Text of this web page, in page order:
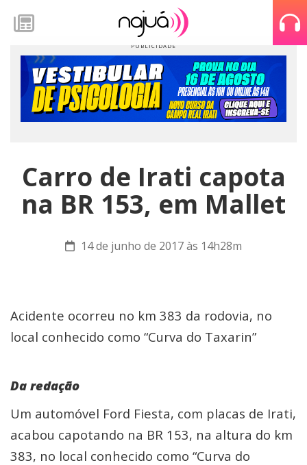
Carro de Irati capota
na BR 153, em Mallet
14 de junho de 2017 às 14h28m
Acidente ocorreu no km 383 da rodovia, no
local conhecido como “Curva do Taxarin”
Da redação
Um automóvel Ford Fiesta, com placas de Irati,
acabou capotando na BR 153, na altura do km
383, no local conhecido como “Curva do